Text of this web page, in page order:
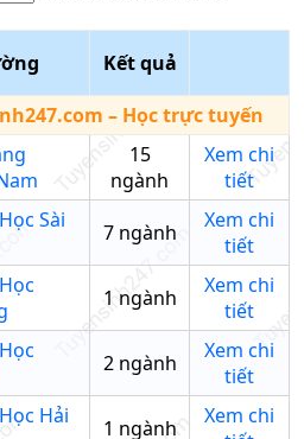
Kết quả
– Học trực tuyến
15
ngành
Xem chi
tiết
Sài
7ngành
Xem chi
tiết
1 ngành
Xem chi
tiết
2ngành
Xem chi
tiết
Hải
1 ngành
Xem chi